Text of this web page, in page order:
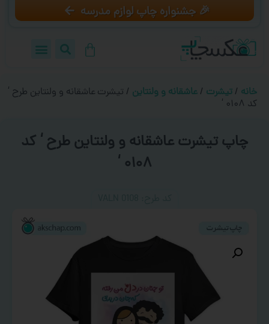
🎉 جشنواره چاپ لوازم مدرسه
خانه / تیشرت / عاشقانه و ولنتاین / تیشرت عاشقانه و ولنتاین طرح ‘
کد ۰۱۰۸ ‘
چاپ تیشرت عاشقانه و ولنتاین طرح ‘ کد
۰۱۰۸ ‘